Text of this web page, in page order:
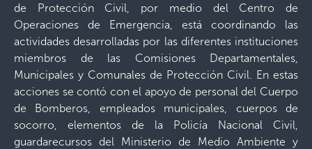
de Protección Civil, por medio del Centro de
Operaciones de Emergencia, está coordinando las
actividades desarrolladas por las diferentes instituciones
miembros de las Comisiones Departamentales,
Municipales y Comunales de Protección Civil. En estas
acciones se contó con el apoyo de personal del Cuerpo
de Bomberos, empleados municipales, cuerpos de
socorro, elementos de la Policía Nacional Civil,
guardarecursos del Ministerio de Medio Ambiente y